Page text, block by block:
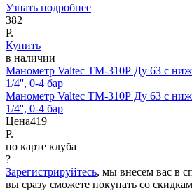
Узнать подробнее
382
Р.
Купить
в наличии
Манометр Valtec ТМ-310Р Ду 63 с
1/4'', 0-4 бар
Манометр Valtec ТМ-310Р Ду 63 с
1/4'', 0-4 бар
Цена419
Р.
по карте клуба
?
Зарегистрируйтесь, мы внесем вас в
вы сразу сможете покупать со